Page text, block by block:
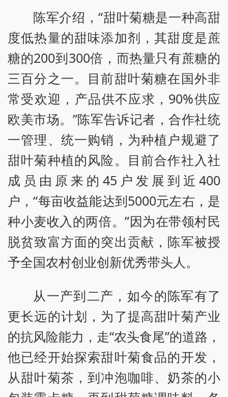
陈军介绍，“甜叶菊糖是一种高甜
度低热量的甜味添加剂，其甜度是蔗
糖的200到300倍，而热量只有蔗糖的
三百分之一。目前甜叶菊糖在国外非
常受欢迎，产品供不应求，90%供应
欧美市场。”陈军告诉记者，合作社统
一管理、统一购销，为种植户规避了
甜叶菊种植的风险。目前合作社入社
成员由原来的45户发展到近400
户，“每亩收益能达到5000元左右，是
种小麦收入的两倍。”因为在带领村民
脱贫致富方面的突出贡献，陈军被授
予全国农村创业创新优秀带头人。
从一产到二产，如今的陈军有了
更长远的计划，为了提高甜叶菊产业
的抗风险能力，走“农头食尾”的道路，
他已经开始探索甜叶菊食品的开发，
从甜叶菊茶，到冲泡咖啡、奶茶的小